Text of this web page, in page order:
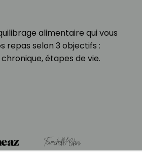
alimentaire qui vous
repas selon 3 objectifs :
étapes de vie.